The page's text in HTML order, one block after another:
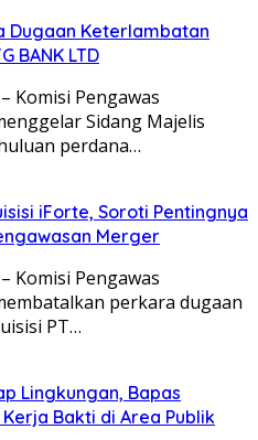
Dugaan Keterlambatan
BANK LTD
Komisi Pengawas
Sidang Majelis
perdana…
iForte, Soroti Pentingnya
Merger
Komisi Pengawas
perkara dugaan
PT…
Lingkungan, Bapas
Bakti di Area Publik